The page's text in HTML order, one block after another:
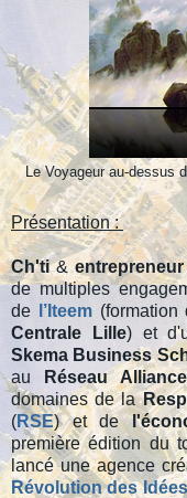
Le Voyageur au-dessus
Présentation :
Ch'ti&entrepreneur
de multiples
de
l’Iteem(formation
Centrale Lille) et
Skema Business
au
Réseau
domaines de la
(RSE) et de
première édition du
lancé une agence
Révolution des Idées